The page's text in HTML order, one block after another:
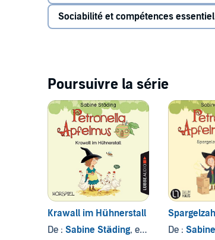
Sociabilité et compétences
Poursuivre la série
Krawall im Hühnerstall
De : Sabine Städing, et autres
De :